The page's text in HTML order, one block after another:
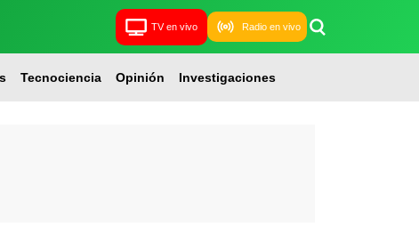
TV en vivo Radio en vivo
Tecnociencia Opinión Investigaciones